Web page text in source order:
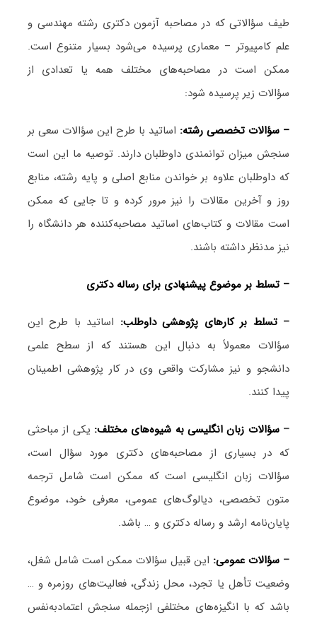
طیف سؤالاتی که در مصاحبه آزمون دکتری رشته مهندسی و
علم کامپیوتر – معماری پرسیده می‌شود بسیار متنوع است.
ممکن است در مصاحبه‌های مختلف همه یا تعدادی از
سؤالات زیر پرسیده شود:
– سؤالات تخصصی رشته: اساتید با طرح این سؤالات سعی بر
سنجش میزان توانمندی داوطلبان دارند. توصیه ما این است
که داوطلبان علاوه بر خواندن منابع اصلی و پایه رشته، منابع
روز و آخرین مقالات را نیز مرور کرده و تا جایی که ممکن
است مقالات و کتاب‌های اساتید مصاحبه‌کننده هر دانشگاه را
نیز مدنظر داشته باشند.
– تسلط بر موضوع پیشنهادی برای رساله دکتری
–تسلط بر کارهای پژوهشی داوطلب: اساتید با طرح این
سؤالات معمولاً به دنبال این هستند که از سطح علمی
دانشجو و نیز مشارکت واقعی وی در کار پژوهشی اطمینان
پیدا کنند.
– سؤالات زبان انگلیسی به شیوه‌های مختلف: یکی از مباحثی
که در بسیاری از مصاحبه‌های دکتری مورد سؤال است،
سؤالات زبان انگلیسی است که ممکن است شامل ترجمه
متون تخصصی، دیالوگ‌های عمومی، معرفی خود، موضوع
پایان‌نامه ارشد و رساله دکتری و … باشد.
– سؤالات عمومی: این قبیل سؤالات ممکن است شامل شغل،
وضعیت تأهل یا تجرد، محل زندگی، فعالیت‌های روزمره و …
باشد که با انگیزه‌های مختلفی ازجمله سنجش اعتمادبه‌نفس